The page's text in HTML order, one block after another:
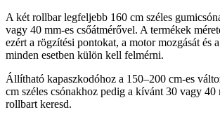
A két rollbar legfeljebb 160 cm széles
vagy 40 mm-es csőátmérővel. A termékek
ezért a rögzítési pontokat, a motor mozgását és
minden esetben külön kell felmérni.
Állítható kapaszkodóhoz a 150–200 cm-es
cm széles csónakhoz pedig a kívánt 30 vagy 40
rollbart keresd.